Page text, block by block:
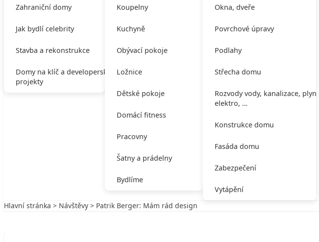
Zahraniční domy
Jak bydlí celebrity
Stavba a rekonstrukce
Domy na klíč a developerské
projekty
Koupelny
Kuchyně
Obývací pokoje
Ložnice
Dětské pokoje
Domácí fitness
Pracovny
Šatny a prádelny
Bydlíme
Okna, dveře
Povrchové úpravy
Podlahy
Střecha domu
Rozvody vody, kanalizace, plynu,
elektro, …
Konstrukce domu
Fasáda domu
Zabezpečení
Vytápění
Hlavní stránka > Návštěvy > Patrik Berger: Mám rád design